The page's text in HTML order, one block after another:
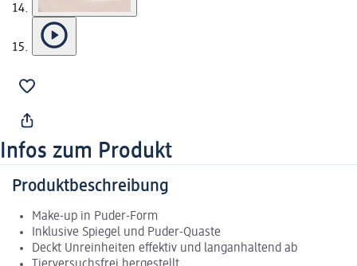
Infos zum Produkt
Produktbeschreibung
Make-up in Puder-Form
Inklusive Spiegel und Puder-Quaste
Deckt Unreinheiten effektiv und langanhaltend ab